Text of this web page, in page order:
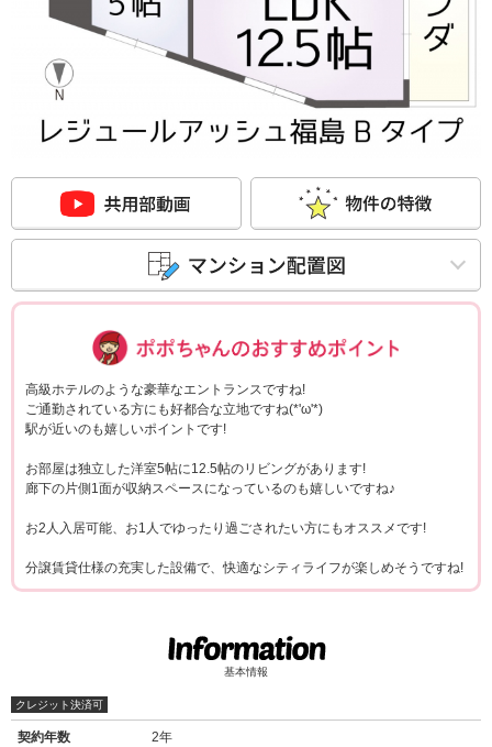
高級ホテルのような豪華なエントランスですね!
ご通勤されている方にも好都合な立地ですね(*'ω'*)
駅が近いのも嬉しいポイントです!
お部屋は独立した洋室5帖に12.5帖のリビングがあります!
廊下の片側1面が収納スペースになっているのも嬉しいですね♪
お2人入居可能、お1人でゆったり過ごされたい方にもオススメです!
分譲賃貸仕様の充実した設備で、快適なシティライフが楽しめそうですね!
基本情報
クレジット決済可
契約年数 2年